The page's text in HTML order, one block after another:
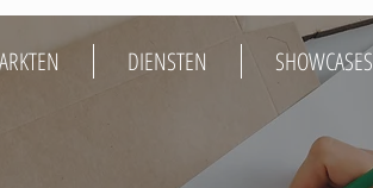
DIENSTEN SHOWCASES